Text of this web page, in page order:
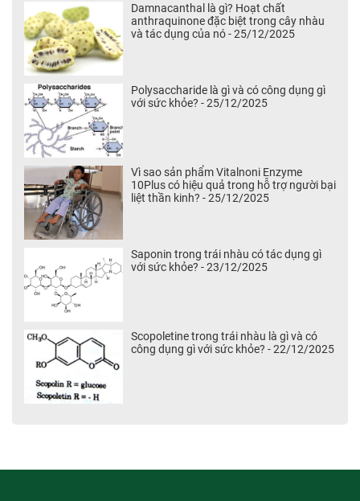
Damnacanthal là gì? Hoạt chất
anthraquinone đặc biệt trong cây nhàu
và tác dụng của nó - 25/12/2025
Polysaccharide là gì và có công dụng gì
với sức khỏe? - 25/12/2025
Vì sao sản phẩm Vitalnoni Enzyme
10Plus có hiệu quả trong hỗ trợ người bại
liệt thần kinh? - 25/12/2025
Saponin trong trái nhàu có tác dụng gì
với sức khỏe? - 23/12/2025
Scopoletine trong trái nhàu là gì và có
công dụng gì với sức khỏe? - 22/12/2025